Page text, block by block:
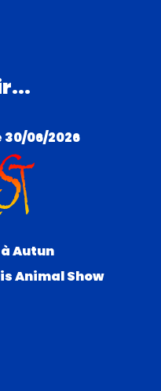
30/06/2026
à Autun
Animal Show